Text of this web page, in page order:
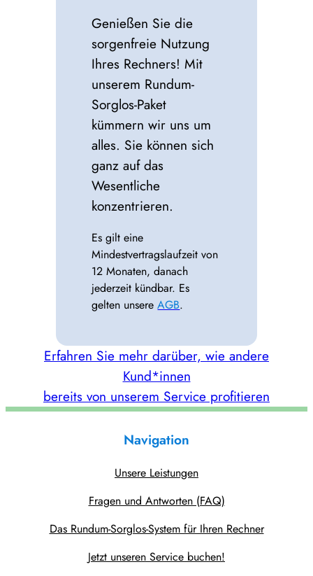
Genießen Sie die
sorgenfreie Nutzung
Ihres Rechners! Mit
unserem Rundum-
Sorglos-Paket
kümmern wir uns um
alles. Sie können sich
ganz auf das
Wesentliche
konzentrieren.
Es gilt eine
Mindestvertragslaufzeit von
12 Monaten, danach
jederzeit kündbar. Es
gelten unsereAGB.
Erfahren Sie mehr darüber, wie andere
Kund*innen
bereits von unserem Service profitieren
Navigation
Unsere Leistungen
Fragen und Antworten (FAQ)
Das Rundum-Sorglos-System für Ihren Rechner
Jetzt unseren Service buchen!